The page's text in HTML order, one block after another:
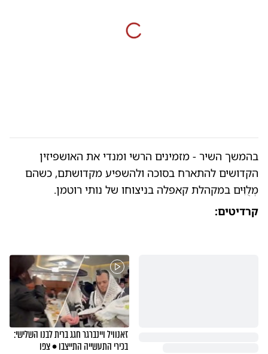
בהמשך השיר - מזמינים הרשי ומנדי את האושפיזין
הקדושים להתארח בסוכה ולהשפיע מקדושתם, כשהם
מְלֻוִּים במקהלת קאפלה בניצוחו של נותי רוטמן.
קרדיטים:
זאנוויל ויינברגר חגג ברית לבנו השלישי:
בכירי התעשייה התייצבו • צפו